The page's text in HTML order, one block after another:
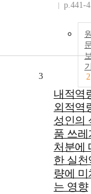
p.441-
2
3
내적역
외적역
성인의
품 쓰레
처분에
한 실천
량에 미
는 영향